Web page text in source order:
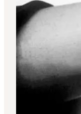
Oplevelser
Øhop
Outdoor
Det sker